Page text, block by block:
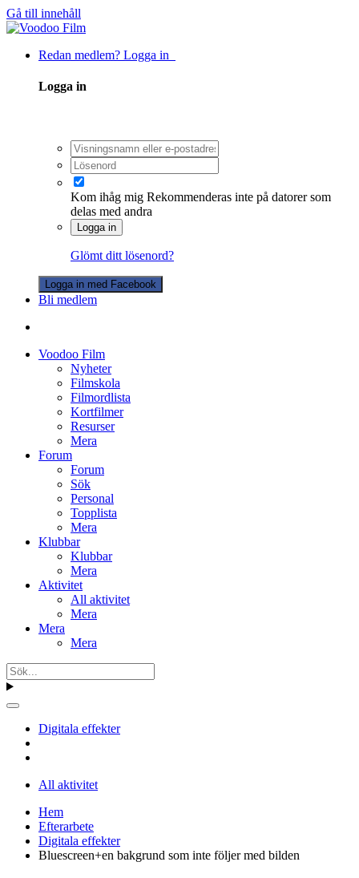
Gå till innehåll
Redan medlem? Logga in
Logga in
Kom ihåg mig Rekommenderas inte på datorer som
delas med andra
Logga in
Glömt ditt lösenord?
Logga in med Facebook
Bli medlem
Voodoo Film
Nyheter
Filmskola
Filmordlista
Kortfilmer
Resurser
Mera
Forum
Forum
Sök
Personal
Topplista
Mera
Klubbar
Klubbar
Mera
Aktivitet
All aktivitet
Mera
Mera
Mera
Digitala effekter
All aktivitet
Hem
Efterarbete
Digitala effekter
Bluescreen+en bakgrund som inte följer med bilden